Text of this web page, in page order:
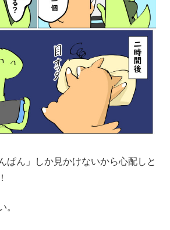
ぱん」しか見かけないから心配しと
。